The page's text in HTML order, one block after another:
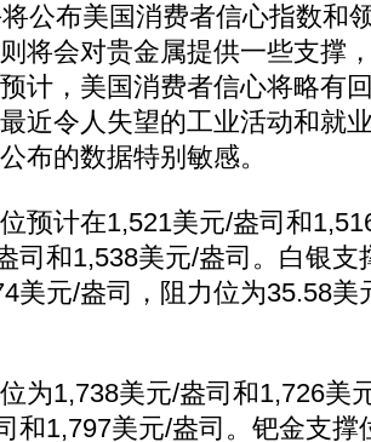
布美国消费者信心指数和
将会对贵金属提供一些支撑
计，美国消费者信心将略有
近令人失望的工业活动和就
布的数据特别敏感。
计在1,521美元/盎司和
司和1,538美元/盎司。白银支
美元/盎司，阻力位为35.58美
1,738美元/盎司和1,726美
和1,797美元/盎司。钯金支撑